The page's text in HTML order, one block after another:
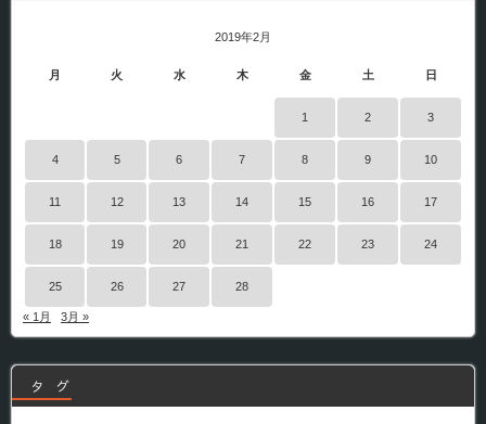
2019年2月
月 火 水 木 金 土 日
1 2 3
4 5 6 7 8 9 10
11 12 13 14 15 16 17
18 19 20 21 22 23 24
25 26 27 28
« 1月 3月 »
タ グ